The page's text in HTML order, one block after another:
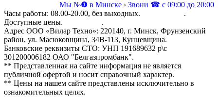
Мы №❶ в Минске › Звони ☎ с 09:00 до 20:00
Часы работы: 08.00-20.00, без выходных.
.
Доступные цены.
.
Адрес ООО «Вилар Техно»: 220140, г. Минск, Фрунзенский
район, ул. Масюковщина, 34В-113, Кунцевщина.
Банковские реквизиты СТО: УНП 191689632 р\с
301200006182 ОАО "Белгазпромбанк".
** Представленная на сайте информация не является
публичной офертой и носит справочный характер.
** Цены на нашем сайте представлены исключительно в
ознакомительных целях.